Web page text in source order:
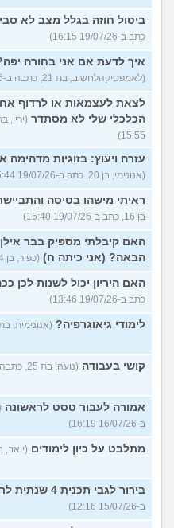
ביטול חוזה בגלל מצב לא
כתב ב-19/07/26 16:15)
איך לדעת אם אני בחורה
(לאמפסיקהלחשוב, בת 21, כתבה ב-19/07/26 16:04)
לצאת לעצמאות או לרדוף
הכלכלי שלי לא מסתדר
15:55)
עזרה ויעוץ: בזוגיות
(אנונימי, בן 20, כתב ב-19/07/26 15:44)
ראיתי מישהו בטיסה
בן 16, כתב ב-19/07/26 15:40)
האם קיבלתי מספיק בבר
הבאה? (אני כיתה ח) (כפיר, בן 14, כתב ב-19/07/26 13:57)
האם היריון יכול לשנות לכן
כתב ב-19/07/26 13:46)
לימודי גיאוגרפיה? (אנונימית, בת 19, כתבה ב-19/07/26
קושי בעבודה (נועה, בת 25, כתבה ב-16/07/26 16:28)
אמורה לעבור טסט לראשונה
ב-16/07/26 16:19)
מתלבט על כיון לימודים (יואב, בן 27, כתב ב-16/07/26
בירור לגבי תכנית 4 שנתית לרפואה
ב-15/07/26 12:16)